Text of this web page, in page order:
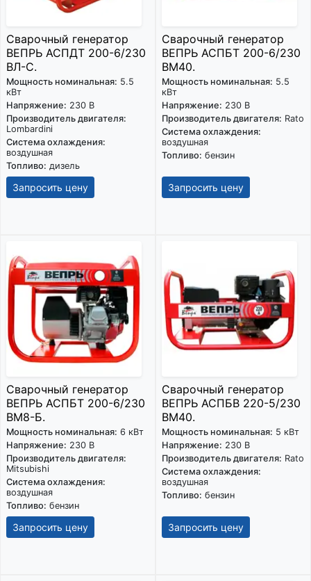
Сварочный генератор
ВЕПРЬ АСПДТ 200-6/230
ВЛ-С.
Мощность номинальная: 5.5
кВт
Напряжение: 230 В
Производитель двигателя:
Lombardini
Система охлаждения:
воздушная
Топливо: дизель
Запросить цену
Сварочный генератор
ВЕПРЬ АСПБТ 200-6/230
ВМ40.
Мощность номинальная: 5.5
кВт
Напряжение: 230 В
Производитель двигателя: Rato
Система охлаждения:
воздушная
Топливо: бензин
Запросить цену
Сварочный генератор
ВЕПРЬ АСПБТ 200-6/230
ВМ8-Б.
Мощность номинальная: 6 кВт
Напряжение: 230 В
Производитель двигателя:
Mitsubishi
Система охлаждения:
воздушная
Топливо: бензин
Запросить цену
Сварочный генератор
ВЕПРЬ АСПБВ 220-5/230
ВМ40.
Мощность номинальная: 5 кВт
Напряжение: 230 В
Производитель двигателя: Rato
Система охлаждения:
воздушная
Топливо: бензин
Запросить цену